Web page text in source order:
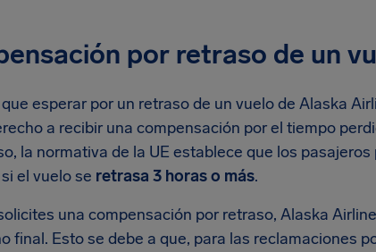
por retraso de un
esperar por un retraso de un vuelo de Alaska
a recibir una compensación por el tiempo
la normativa de la UE establece que los
si el vuelo se retrasa 3 horas o más.
una compensación por retraso, Alaska
final. Esto se debe a que, para las reclamaciones